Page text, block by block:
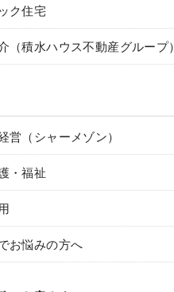
ク住宅
（積水ハウス不動産グループ）
営（シャーメゾン）
・福祉
お悩みの方へ